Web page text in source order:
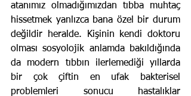
atanımız olmadığımızdan tıbba muhtaç
hissetmek yanlızca bana özel bir durum
değildir heralde. Kişinin kendi doktoru
olması sosyolojik anlamda bakıldığında
da modern tıbbın ilerlemediği yıllarda
bir çok çiftin en ufak bakterisel
problemleri sonucu hastalıklar